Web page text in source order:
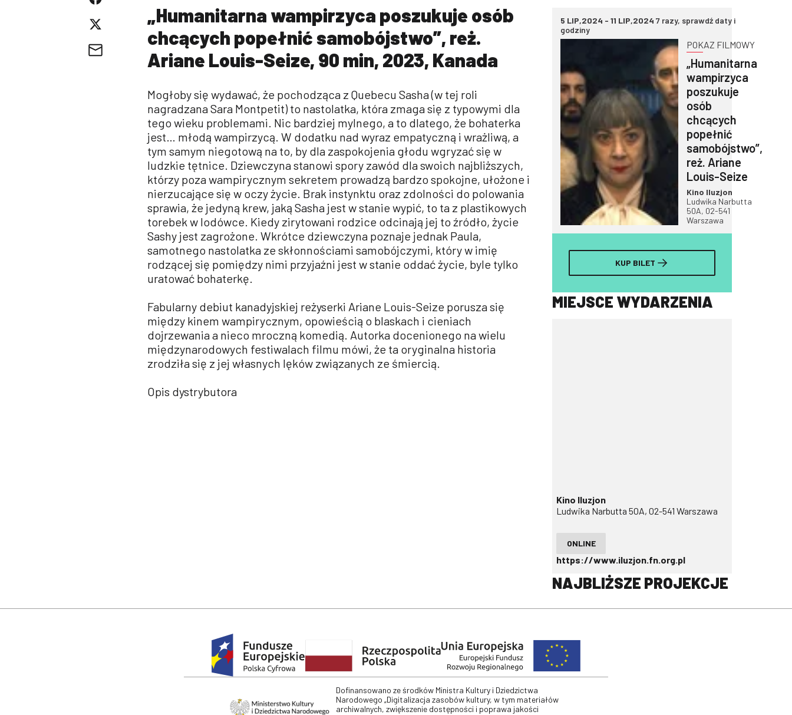
„Humanitarna wampirzyca poszukuje osób
chcących popełnić samobójstwo”, reż.
Ariane Louis-Seize, 90 min, 2023, Kanada
Mogłoby się wydawać, że pochodząca z Quebecu Sasha (w tej roli
nagradzana Sara Montpetit) to nastolatka, która zmaga się z typowymi dla
tego wieku problemami. Nic bardziej mylnego, a to dlatego, że bohaterka
jest… młodą wampirzycą. W dodatku nad wyraz empatyczną i wrażliwą, a
tym samym niegotową na to, by dla zaspokojenia głodu wgryzać się w
ludzkie tętnice. Dziewczyna stanowi spory zawód dla swoich najbliższych,
którzy poza wampirycznym sekretem prowadzą bardzo spokojne, ułożone i
nierzucające się w oczy życie. Brak instynktu oraz zdolności do polowania
sprawia, że jedyną krew, jaką Sasha jest w stanie wypić, to ta z plastikowych
torebek w lodówce. Kiedy zirytowani rodzice odcinają jej to źródło, życie
Sashy jest zagrożone. Wkrótce dziewczyna poznaje jednak Paula,
samotnego nastolatka ze skłonnościami samobójczymi, który w imię
rodzącej się pomiędzy nimi przyjaźni jest w stanie oddać życie, byle tylko
uratować bohaterkę.
Fabularny debiut kanadyjskiej reżyserki Ariane Louis-Seize porusza się
między kinem wampirycznym, opowieścią o blaskach i cieniach
dojrzewania a nieco mroczną komedią. Autorka docenionego na wielu
międzynarodowych festiwalach filmu mówi, że ta oryginalna historia
zrodziła się z jej własnych lęków związanych ze śmiercią.
Opis dystrybutora
5 LIP,2024 - 11 LIP,2024 7 razy, sprawdź daty i
godziny
POKAZ FILMOWY
„Humanitarna
wampirzyca
poszukuje
osób
chcących
popełnić
samobójstwo”,
reż. Ariane
Louis-Seize
Kino Iluzjon
Ludwika Narbutta
50A, 02-541
Warszawa
KUP BILET
MIEJSCE WYDARZENIA
Kino Iluzjon
Ludwika Narbutta 50A, 02-541 Warszawa
ONLINE
https://www.iluzjon.fn.org.pl
NAJBLIŻSZE PROJEKCJE
Dofinansowano ze środków Ministra Kultury i Dziedzictwa
Narodowego „Digitalizacja zasobów kultury, w tym materiałów
archiwalnych, zwiększenie dostępności i poprawa jakości